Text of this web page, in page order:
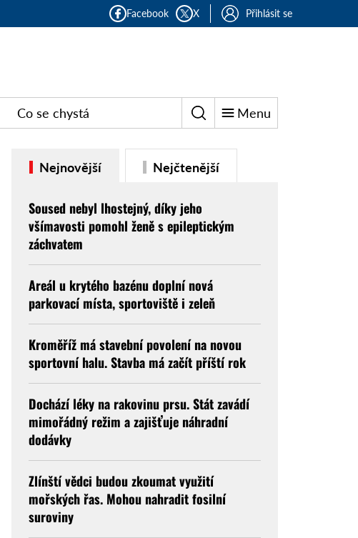
Facebook X Přihlásit se
Co se chystá Menu
Nejnovější Nejčtenější
Soused nebyl lhostejný, díky jeho
všímavosti pomohl ženě s epileptickým
záchvatem
Areál u krytého bazénu doplní nová
parkovací místa, sportoviště i zeleň
Kroměříž má stavební povolení na novou
sportovní halu. Stavba má začít příští rok
Dochází léky na rakovinu prsu. Stát zavádí
mimořádný režim a zajišťuje náhradní
dodávky
Zlínští vědci budou zkoumat využití
mořských řas. Mohou nahradit fosilní
suroviny